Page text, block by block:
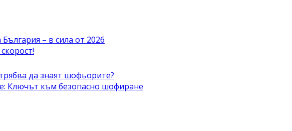
– в сила от 2026
да знаят шофьорите?
Ключът към безопасно шофиране